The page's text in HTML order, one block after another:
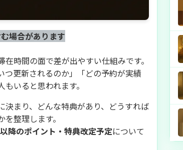
場合があります
時間の面で差が出やすい仕組みです。
つ更新されるのか」「どの予約が実績
いると思われます。
決まり、どんな特典があり、どうすれば
整理します。
降のポイント・特典改定予定について